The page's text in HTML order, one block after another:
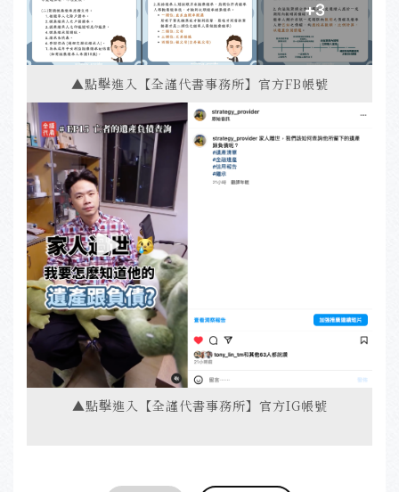
▲點擊進入【全謹代書事務所】官方FB帳號
▲點擊進入【全謹代書事務所】官方IG帳號